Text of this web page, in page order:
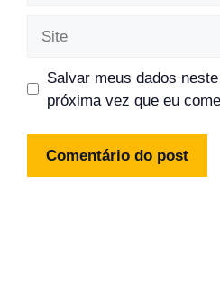
Salvar meus dados
próxima vez que eu